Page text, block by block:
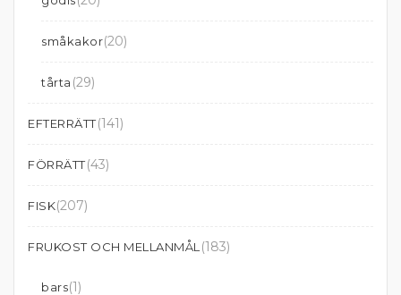
småkakor(20)
tårta (29)
EFTERRÄTT(141)
FÖRRÄTT(43)
FISK(207)
FRUKOST OCH MELLANMÅL (183)
bars(1)